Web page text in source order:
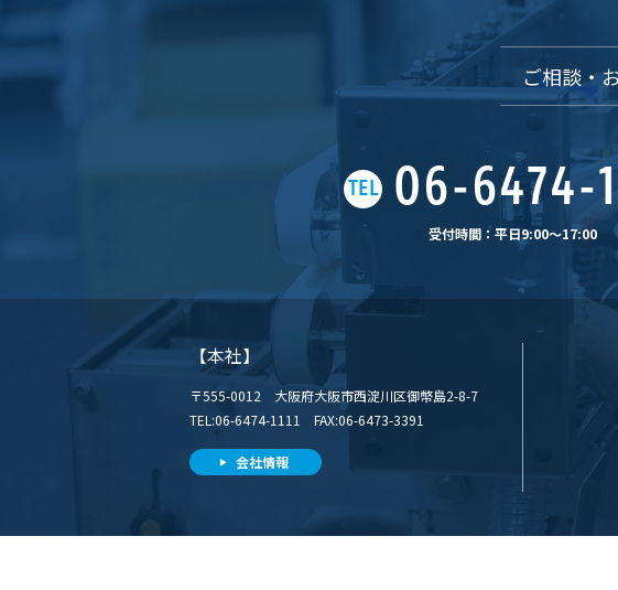
ご相談・
TEL 06-6474-
受付時間：平日9:00〜17:00
【本社】
〒555-0012 大阪府大阪市西淀川区御幣島2-8-7
TEL:06-6474-1111 FAX:06-6473-3391
会社情報